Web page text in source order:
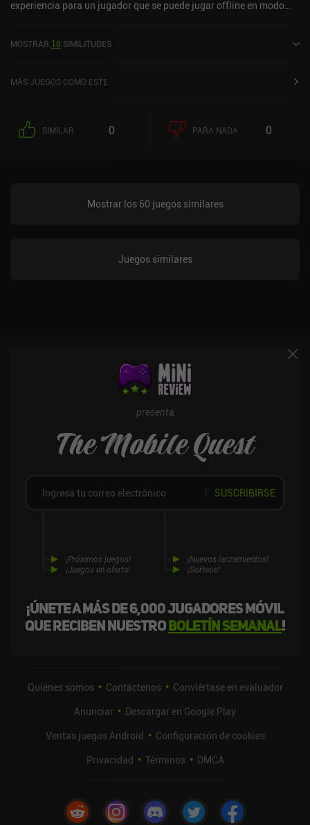
experiencia para un jugador que se puede jugar offline en modo
y de 4,9 sobre 5,0 en la App Store de iOS.
MOSTRAR 10 SIMILITUDES
MÁS JUEGOS COMO ESTE
SIMILAR 0 PARA NADA 0
Mostrar los 60 juegos similares
Juegos similares
presenta,
The Mobile Quest
¡Únete a más de 6,000 jugadores móvil
que reciben nuestroboletín semanal!
¡Próximos juegos!
¡Juegos en oferta!
¡Nuevos lanzamientos!
¡Sorteos!
SUSCRIBIRSE
Quiénes somos Contáctenos
Conviértase en evaluador
Anunciar
Descargar en Google Play
Ventas juegos Android
Configuración de cookies
Privacidad
Términos DMCA